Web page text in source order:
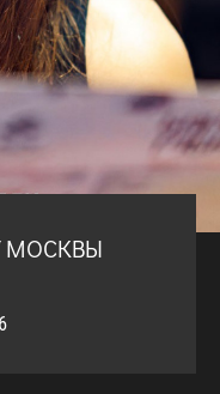
МОСКВЫ